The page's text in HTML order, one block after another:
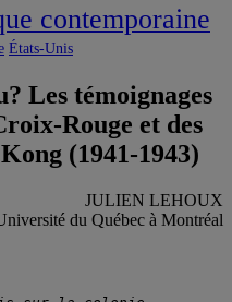
contemporaine
États-Unis
Les témoignages
Rouge et des
(1941-1943)
JULIEN LEHOUX
du Québec à Montréal